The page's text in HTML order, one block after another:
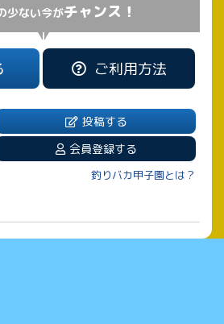
少ない今がチャンス！
ご利用方法
投稿する
会員登録する
釣りバカ甲子園とは？